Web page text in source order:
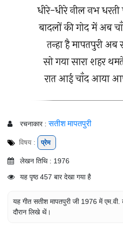
धीरे-धीरे नील नभ
बादलों की गोद में अब
तन्हा है मापतपुरी अब
सो गया सारा शहर
रात आई चाँद आया
रचनाकार : सतीश मापतपुरी
विषय : प्रेम
लेखन तिथि : 1976
यह पृष्ठ 457 बार देखा गया है
यह गीत सतीश मापतपुरी जी 1976 में
दौरान लिखे थें।